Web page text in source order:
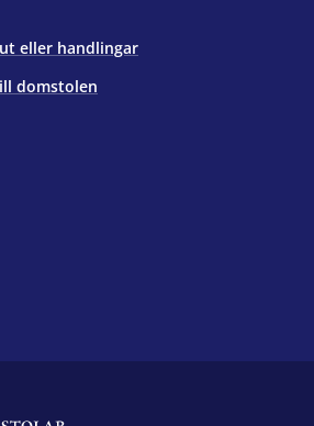
eller handlingar
domstolen